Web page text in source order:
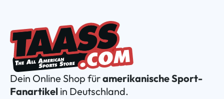
Dein Online Shop füramerikanische Sport-
Fanartikel in Deutschland.